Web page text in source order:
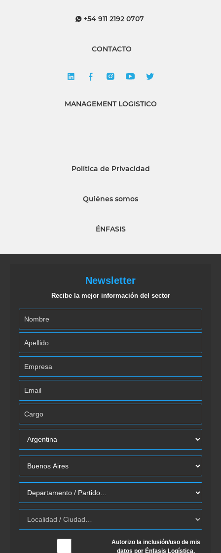
+54 911 2192 0707
CONTACTO
MANAGEMENT LOGISTICO
Política de Privacidad
Quiénes somos
ÉNFASIS
Newsletter
Recibe la mejor información del sector
Autorizo la inclusión/uso de mis
datos por Énfasis Logística.